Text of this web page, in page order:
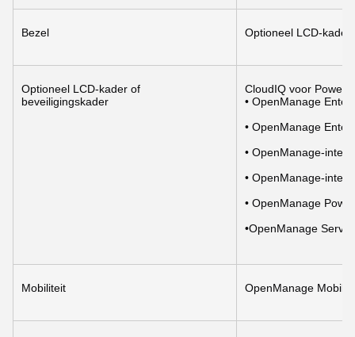
Bezel Optioneel LCD-
Optioneel LCD-kader of
beveiligingskader
CloudIQ voor
• OpenManage
• OpenManage
• OpenManage-
• OpenManage-
• OpenManage
•OpenManage
Mobiliteit OpenManage Mobile